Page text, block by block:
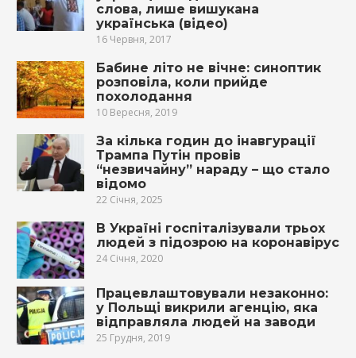
слова, лише вишукана
українська (відео)
16 Червня, 2017
Бабине літо не вічне: синоптик
розповіла, коли прийде
похолодання
10 Вересня, 2019
За кілька годин до інавгурації
Трампа Путін провів
“незвичайну” нараду – що стало
відомо
22 Січня, 2025
В Україні госпіталізували трьох
людей з підозрою на коронавірус
24 Січня, 2020
Працевлаштовували незаконно:
у Польщі викрили агенцію, яка
відправляла людей на заводи
25 Грудня, 2019